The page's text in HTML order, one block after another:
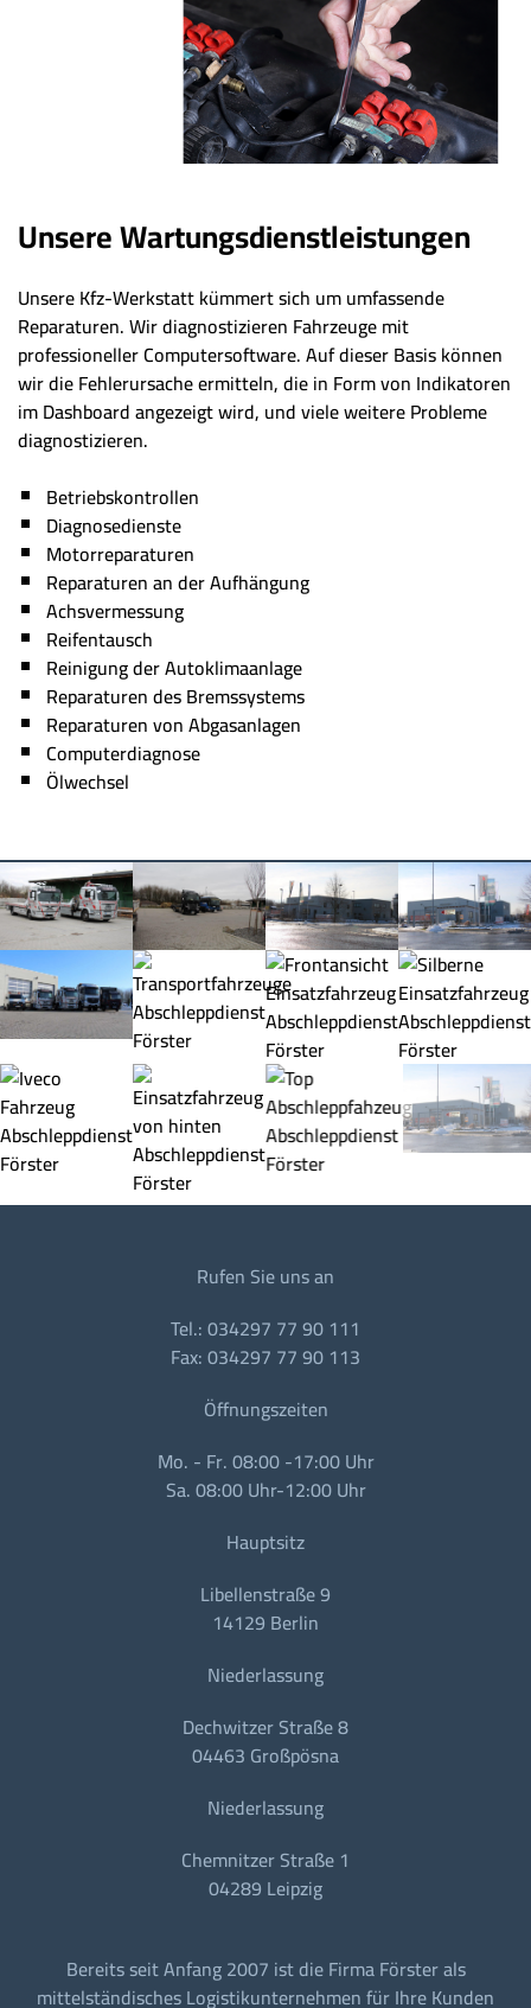
Unsere Wartungsdienstleistungen
Unsere Kfz-Werkstatt kümmert sich um umfassende
Reparaturen. Wir diagnostizieren Fahrzeuge mit
professioneller Computersoftware. Auf dieser Basis können
wir die Fehlerursache ermitteln, die in Form von Indikatoren
im Dashboard angezeigt wird, und viele weitere Probleme
diagnostizieren.
Betriebskontrollen
Diagnosedienste
Motorreparaturen
Reparaturen an der Aufhängung
Achsvermessung
Reifentausch
Reinigung der Autoklimaanlage
Reparaturen des Bremssystems
Reparaturen von Abgasanlagen
Computerdiagnose
Ölwechsel
Rufen Sie uns an
Tel.: 034297 77 90 111
Fax: 034297 77 90 113
Öffnungszeiten
Mo. - Fr. 08:00 -17:00 Uhr
Sa. 08:00 Uhr-12:00 Uhr
Hauptsitz
Libellenstraße 9
14129 Berlin
Niederlassung
Dechwitzer Straße 8
04463 Großpösna
Niederlassung
Chemnitzer Straße 1
04289 Leipzig
Bereits seit Anfang 2007 ist die Firma Förster als
mittelständisches Logistikunternehmen für Ihre Kunden